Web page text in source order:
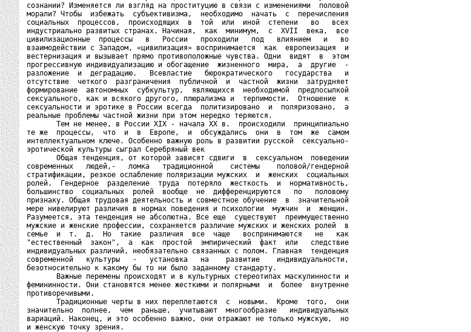
сознании? Изменяется ли взгляд на проституцию в связи с изменениями  половой
морали? Чтобы  избежать  субъективизма,  необходимо  начать  с  перечисления
социальных  процессов,  происходящих  в  той  или  иной  степени   во   всех
индустриально развитых странах. Начиная,  как  минимум,  с  ХVII  века,  все
цивилизационные  процессы   в   России   проходили   под   влиянием   и   во
взаимодействии с Западом, «цивилизация» воспринимается  как  европеизация  и
вестернизация и вызывает прямо противоположные чувства. Одни  видят  в  этом
прогрессивную индивидуализацию и обогащение  жизненного  мира,  а  другие  -
разложение  и  деградацию.   Всевластие   бюрократического   государства   и
отсутствие  четкого  разграничения  публичной  и  частной  жизни  затрудняет
формирование  автономных  субкультур,  являющихся  необходимой  предпосылкой
сексуального, как и всякого другого, плюрализма и  терпимости.  Отношение  к
сексуальности и эротике в России всегда  политизировано  и  поляризовано,  а
реальные проблемы частной жизни при этом нередко теряются.
       Тем не менее, в России ХIХ - начала ХХ в.  происходили  принципиально
те же  процессы,  что  и  в  Европе,  и  обсуждались  они  в  том  же  самом
интеллектуальном ключе. Особенно важную роль в развитии русской  сексуально-
эротической культуры сыграл Серебряный век
       Общая тенденция, от которой зависят сдвиги  в  сексуальном  поведении
современных   людей,-   ломка   традиционной    системы    половой/гендерной
стратификации, резкое ослабление поляризации мужских  и  женских  социальных
ролей.  Гендерное  разделение  труда  потеряло  жесткость  и  нормативность,
большинство  социальных  ролей  вообще  не  дифференцируются   по   половому
признаку. Общая трудовая деятельность и совместное обучение  в  значительной
мере нивелируют различия в нормах поведения и психологии  мужчин  и  женщин.
Разумеется, эта тенденция не абсолютна. Все еще  существуют  преимущественно
мужские и женские профессии, сохраняется различие мужских и женских ролей  в
семье  и  т.  д.  Но  такие  различия  все  чаще   воспринимаются   не   как
"естественный  закон",  а  как  простой  эмпирический  факт  или   следствие
индивидуальных различий, необязательно связанных с полом. Главная  тенденция
современной   культуры   -   установка   на    развитие    индивидуальности,
безотносительно к какому бы то ни было заданному стандарту.
       Важные перемены происходят и в культурных стереотипах маскулинности и
фемининности. Они становятся менее жесткими и полярными  и  более  внутренне
противоречивыми.
       Традиционные черты в них переплетаются  с  новыми.  Кроме  того,  они
значительно  полнее,  чем  раньше,  учитывают  многообразие   индивидуальных
вариаций. Наконец, и это особенно важно, они отражают не только мужскую,  но
и женскую точку зрения.